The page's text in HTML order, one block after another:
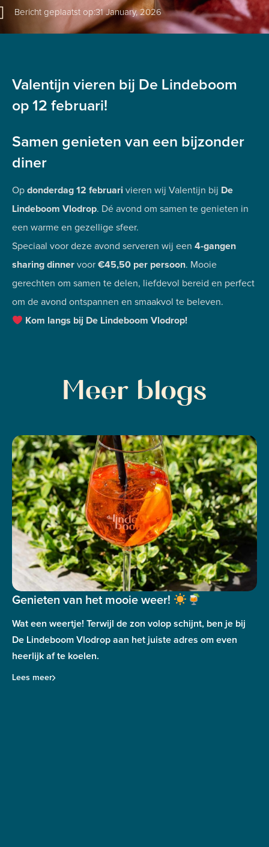
Bericht geplaatst op:31 January, 2026
Valentijn vieren bij De Lindeboom
op 12 februari!
Samen genieten van een bijzonder
diner
Op donderdag 12 februari vieren wij Valentijn bij De
Lindeboom Vlodrop. Dé avond om samen te genieten in
een warme en gezellige sfeer.
Speciaal voor deze avond serveren wij een 4-gangen
sharing dinner voor €45,50 per persoon. Mooie
gerechten om samen te delen, liefdevol bereid en perfect
om de avond ontspannen en smaakvol te beleven.
Kom langs bij De Lindeboom Vlodrop!
Meer blogs
Genieten van het mooie weer!
Wat een weertje! Terwijl de zon volop schijnt, ben je bij
De Lindeboom Vlodrop aan het juiste adres om even
heerlijk af te koelen.
Lees meer